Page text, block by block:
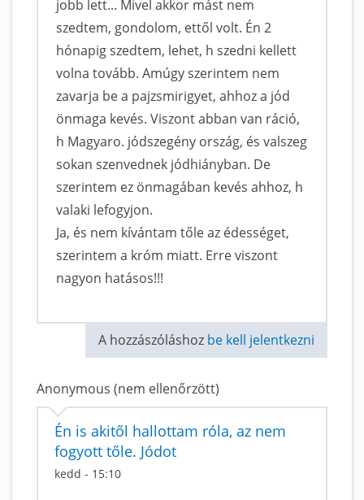
jobb lett... Mivel akkor mást nem
szedtem, gondolom, ettől volt. Én 2
hónapig szedtem, lehet, h szedni kellett
volna tovább. Amúgy szerintem nem
zavarja be a pajzsmirigyet, ahhoz a jód
önmaga kevés. Viszont abban van ráció,
h Magyaro. jódszegény ország, és valszeg
sokan szenvednek jódhiányban. De
szerintem ez önmagában kevés ahhoz, h
valaki lefogyjon.
Ja, és nem kívántam tőle az édességet,
szerintem a króm miatt. Erre viszont
nagyon hatásos!!!
A hozzászóláshoz be kell jelentkezni
Anonymous (nem ellenőrzött)
Én is akitől hallottam róla, az nem
fogyott tőle. Jódot
kedd - 15:10